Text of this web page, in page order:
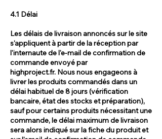
4.1 Délai
Les délais de livraison annoncés sur le site
s'appliquent à partir de la réception par
l'internaute de l'e-mail de confirmation de
commande envoyé par
highproject.fr. Nous nous engageons à
livrer les produits commandés dans un
délai habituel de 8 jours (vérification
bancaire, état des stocks et préparation),
sauf pour certains produits nécessitant une
commande, le délai maximum de livraison
sera alors indiqué sur la fiche du produit et